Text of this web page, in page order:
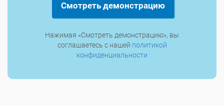
Смотреть демонстрацию
Нажимая «Смотреть демонстрацию», вы
соглашаетесь с нашей политикой
конфиденциальности